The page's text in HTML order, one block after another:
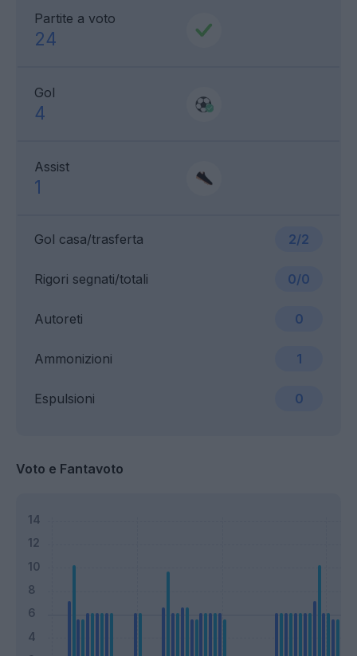
Partite a voto
24
Gol
4
Assist
1
Gol casa/trasferta 2/2
Ammonizioni 1
Rigori segnati/totali 0/0
Espulsioni 0
Autoreti 0
Voto e Fantavoto